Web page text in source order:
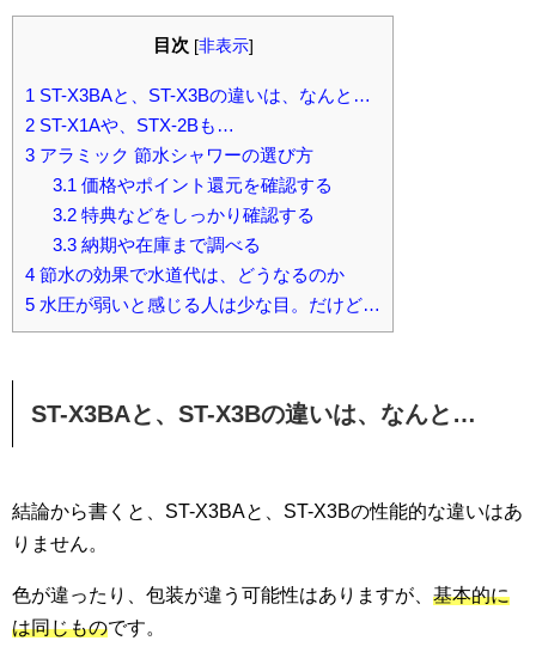
目次 [非表示]
1 ST-X3BAと、ST-X3Bの違いは、なんと…
2 ST-X1Aや、STX-2Bも…
3 アラミック 節水シャワーの選び方
3.1 価格やポイント還元を確認する
3.2特典などをしっかり確認する
3.3納期や在庫まで調べる
4 節水の効果で水道代は、どうなるのか
5 水圧が弱いと感じる人は少な目。だけど…
ST-X3BAと、ST-X3Bの違いは、なんと…
結論から書くと、ST-X3BAと、ST-X3Bの性能的な違いはあ
りません。
色が違ったり、包装が違う可能性はありますが、 基本的に
は同じものです。